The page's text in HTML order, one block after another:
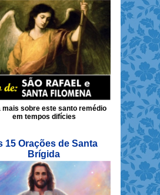
mais sobre este santo remédio
em tempos difícies
15 Orações de Santa
Brígida